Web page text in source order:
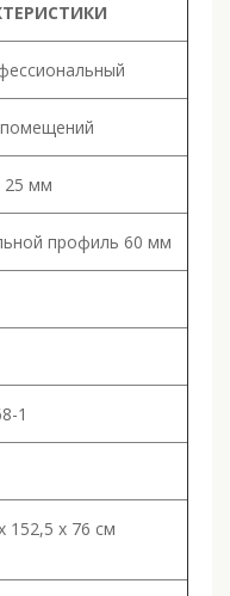
мм
профиль 60 мм
1
152,5 х 76 см